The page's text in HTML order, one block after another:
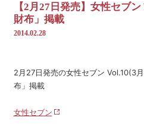
【2月27日発売】女性セブ
財布」掲載
2014.02.28
2月27日発売の女性セブン Vol.10(3
布」掲載
女性セブン